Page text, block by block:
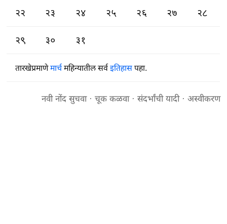
२२ २३ २४ २५ २६ २७ २८
२९ ३० ३१
तारखेप्रमाणेमार्चमहिन्यातील सर्वइतिहास पहा.
नवी नोंद सुचवा· चूक कळवा· संदर्भांची यादी· अस्वीकरण